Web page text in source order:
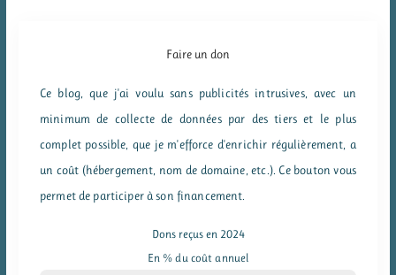
Faire un don
Ce blog, que j'ai voulu sans publicités intrusives, avec un
minimum de collecte de données par des tiers et le plus
complet possible, que je m'efforce d'enrichir régulièrement, a
un coût (hébergement, nom de domaine, etc.). Ce bouton vous
permet de participer à son financement.
Dons reçus en 2024
En % du coût annuel